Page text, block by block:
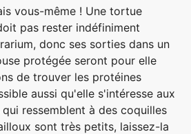
vous-même ! Une tortue
pas rester indéfiniment
donc ses sorties dans un
protégée seront pour elle
de trouver les protéines
aussi qu'elle s'intéresse aux
ressemblent à des coquilles
sont très petits, laissez-la